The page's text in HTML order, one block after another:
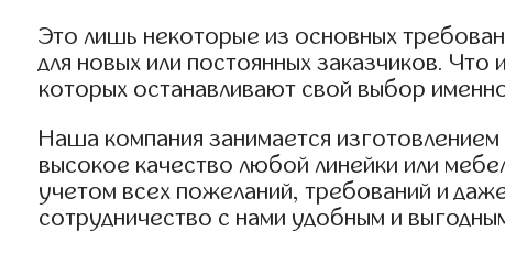
Это лишь некоторые из основных
для новых или постоянных заказчиков.
которых останавливают свой выбор
Наша компания занимается
высокое качество любой линейки или
учетом всех пожеланий, требований и
сотрудничество с нами удобным и